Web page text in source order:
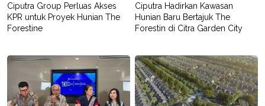
Ciputra Group Perluas Akses
KPR untuk Proyek Hunian The
Forestine
Ciputra Hadirkan Kawasan
Hunian Baru Bertajuk The
Forestin di Citra Garden City